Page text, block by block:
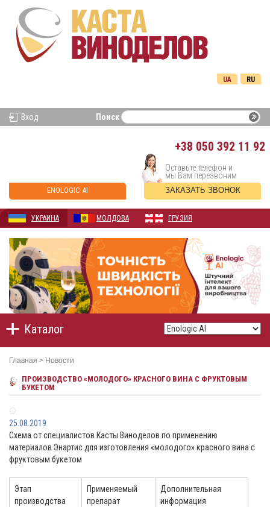
RU
UA
Вход Поиск
+38 050 392 11 92
ENOLOGIC AI
Оставьте телефон и
мы Вам перезвоним
ЗАКАЗАТЬ ЗВОНОК
УКРАИНА МОЛДОВА ГРУЗИЯ
Каталог
Главная > Новости
ПРОИЗВОДСТВО «МОЛОДОГО» КРАСНОГО ВИНА С ФРУКТОВЫМ
БУКЕТОМ
25.08.2019
Схема от специалистов Касты Виноделов по применению
материалов Энартис для изготовления «молодого» красного вина с
фруктовым букетом
Этап
производства
Применяемый
препарат
Дополнительная
информация